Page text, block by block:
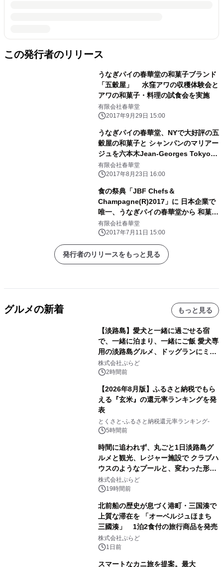
この発行者のリリース
うなぎパイの春華堂の和菓子ブランド
「五穀屋」 水窪アワの収穫体験会と
アワの和菓子・料理の試食会を実施
有限会社春華堂
2017年9月29日 15:00
うなぎパイの春華堂、NYで大好評の五
穀屋の和菓子と シャンパンのマリアー
ジュを六本木Jean-Georges Tokyoで
8月末まで無料で提供
有限会社春華堂
2017年8月23日 16:00
食の祭典「JBF Chefs＆
Champagne(R)2017」に 日本企業で
唯一、うなぎパイの春華堂から 和菓子
ブランド「五穀屋」が出展 ― 2017
年7月29日(土) 米国・ニューヨークに
て開催 ―
有限会社春華堂
2017年7月11日 15:00
発行者のリリースをもっと見る
グルメの新着 もっと見る
【淡路島】愛犬と一緒に過ごせる宿
で、一緒に泊まり、一緒にご飯 愛犬専
用の淡路島グルメ、ドッグランにミニ
プール グランピングとトレーラーハウ
スの2施設で
株式会社ぷらど
2時間前
【2026年8月版】ふるさと納税でもら
える『玄米』の還元率ランキングを発
表
とくさと-ふるさと納税還元率ランキング-
5時間前
時間に追われず、丸ごと1日淡路島グ
ルメと観光、レジャー施設で クラブハ
ウスのようなプールと、変わった形の
サウナも 「THE BOXY AWAJI」のお
得な素泊まり連泊プランで
株式会社ぷらど
19時間前
北前船の歴史が息づく港町・三国湊で
上質な滞在を 「オーベルジュほまち
三國湊」 1泊2食付の旅行商品を発売
株式会社ぷらど
1日前
スマートなカニ旅を提案。最大